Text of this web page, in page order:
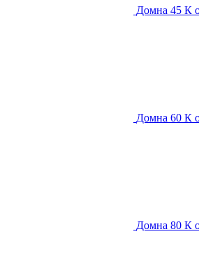
Домна 45 К
Домна 60 К
Домна 80 К